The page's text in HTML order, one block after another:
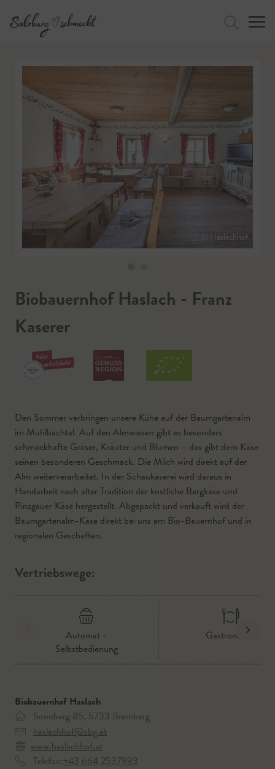
© Haslachhof
Biobauernhof Haslach - Franz
Kaserer
Den Sommer verbringen unsere Kühe auf der Baumgartenalm
im Mühlbachtal. Auf den Almwiesen gibt es besonders
schmackhafte Gräser, Kräuter und Blumen – das gibt dem Käse
seinen besonderen Geschmack. Die Milch wird direkt auf der
Alm weiterverarbeitet. In der Schaukäserei wird daraus in
Handarbeit nach alter Tradition der köstliche Bergkäse und
Pinzgauer Käse hergestellt. Abgepackt und verkauft wird der
Baumgartenalm-Käse direkt bei uns am Bio-Bauernhof und in
regionalen Geschäften.
Vertriebswege:
Automat -
Selbstbedienung
Gastronomie
Biobauernhof Haslach
Sonnberg 85, 5733 Bramberg
haslachhof@sbg.at
www.haslachhof.at
Telefon:+43 664 2537993